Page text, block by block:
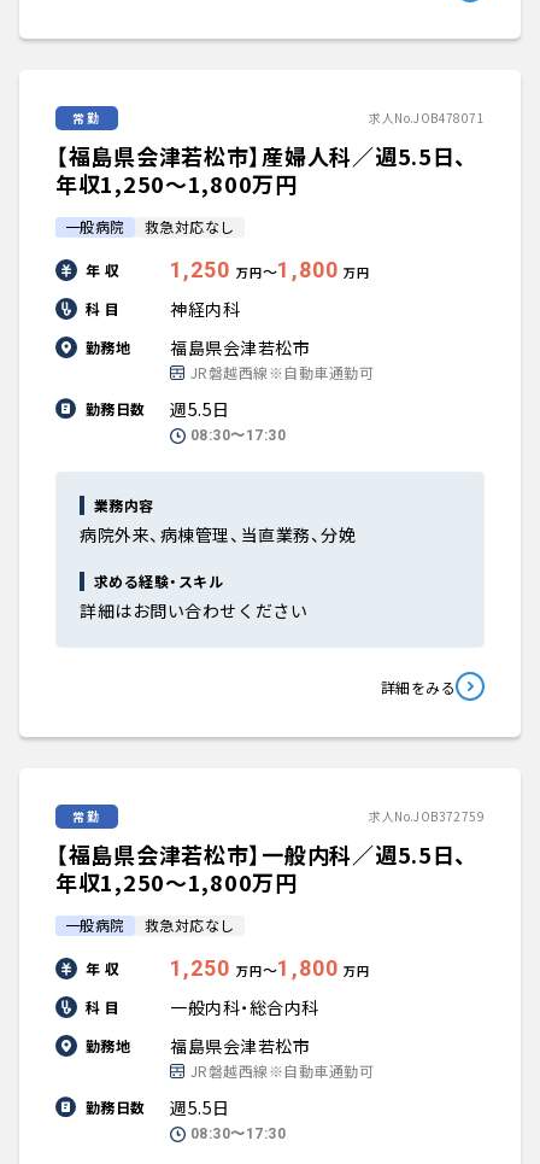
常勤 求人No.JOB478071
【福島県会津若松市】産婦人科／週5.5日、
年収1,250〜1,800万円
一般病院 救急対応なし
年 収 1,250 万円〜1,800 万円
科 目 神経内科
勤務地 福島県会津若松市
JR磐越西線※自動車通勤可
勤務日数
週5.5日
08:30〜17:30
業務内容
病院外来、病棟管理、当直業務、分娩
求める経験・スキル
詳細はお問い合わせください
詳細をみる
常勤 求人No.JOB372759
【福島県会津若松市】一般内科／週5.5日、
年収1,250〜1,800万円
一般病院 救急対応なし
年 収 1,250 万円〜1,800 万円
科 目 一般内科・総合内科
勤務地 福島県会津若松市
JR磐越西線※自動車通勤可
勤務日数
週5.5日
08:30〜17:30